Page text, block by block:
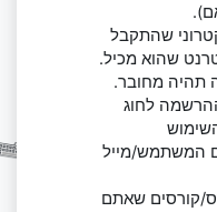
שהתקבל
שהוא מכיל.
תהיה מחובר.
לחוג
המשתמש/מייל
קורסים שאתם